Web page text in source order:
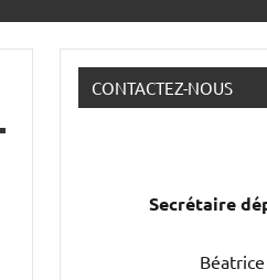
CONTACTEZ-NOUS
Secrétaire